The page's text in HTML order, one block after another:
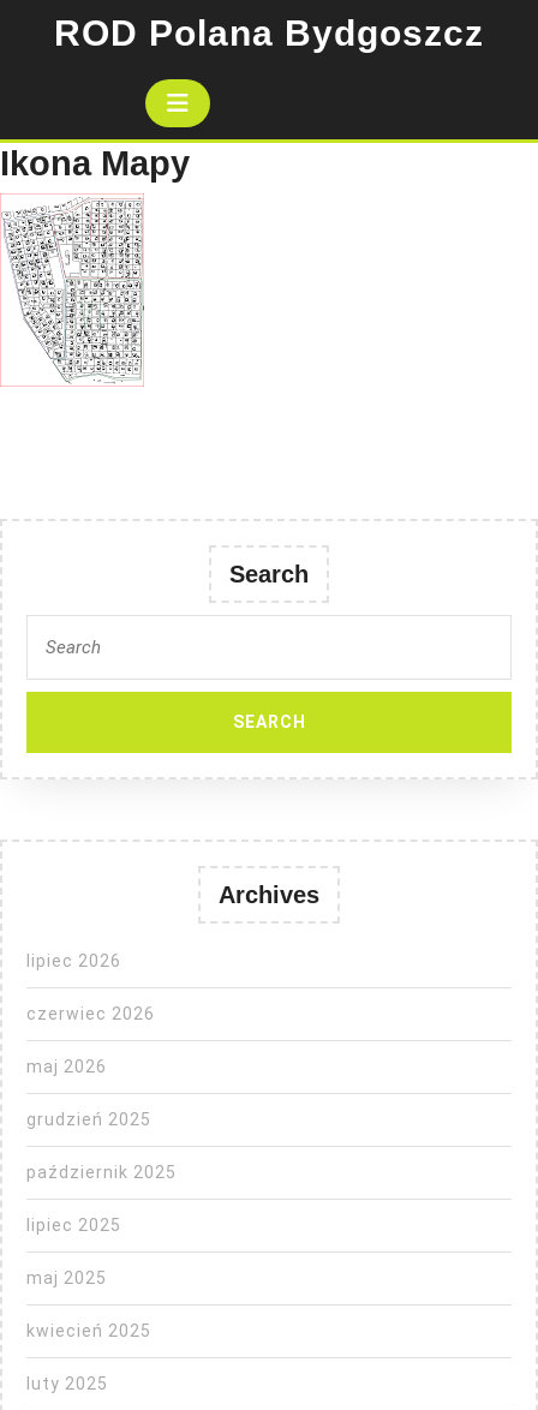
ROD Polana Bydgoszcz
Open
Ikona Mapy
Search
for:
Archives
lipiec 2026
czerwiec 2026
maj 2026
grudzień 2025
październik 2025
lipiec 2025
maj 2025
kwiecień 2025
luty 2025